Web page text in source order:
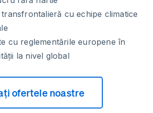
cu echipe climatice
cu reglementările europene în
la nivel global
ofertele noastre